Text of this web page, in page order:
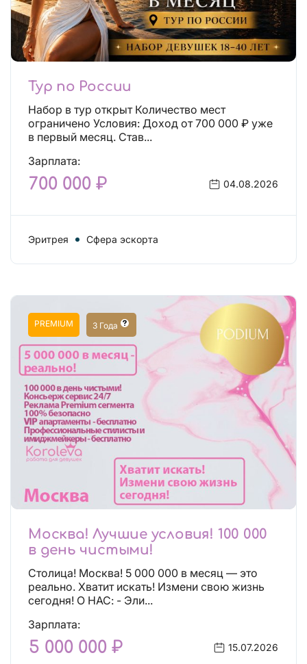
Тур по России
Набор в тур открыт Количество мест
ограничено Условия: Доход от 700 000 ₽ уже
в первый месяц. Став...
Зарплата:
700 000 ₽ 04.08.2026
Эритрея Сфера эскорта
PREMIUM 3 Года
Москва! Лучшие условия! 100 000
в день чистыми!
Столица! Москва! 5 000 000 в месяц — это
реально. Хватит искать! Измени свою жизнь
сегодня! О НАС: - Эли...
Зарплата:
5 000 000 ₽ 15.07.2026